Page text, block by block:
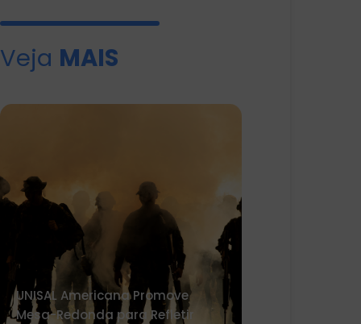
Veja MAIS
UNISAL Americana Promove
Mesa-Redonda para Refletir